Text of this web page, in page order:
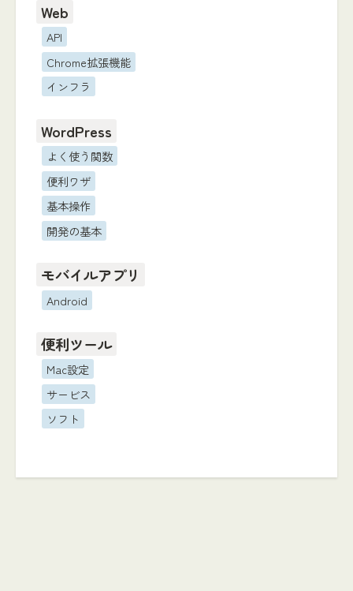
Web
API
Chrome拡張機能
インフラ
WordPress
よく使う関数
便利ワザ
基本操作
開発の基本
モバイルアプリ
Android
便利ツール
Mac設定
サービス
ソフト